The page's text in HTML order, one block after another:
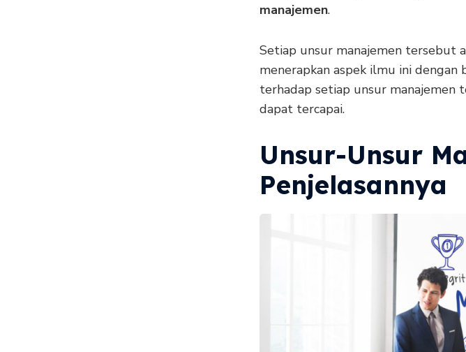
manajemen.
Setiap unsur manajemen tersebut
menerapkan aspek ilmu ini dengan
terhadap setiap unsur manajemen
dapat tercapai.
Unsur-Unsur
Penjelasannya